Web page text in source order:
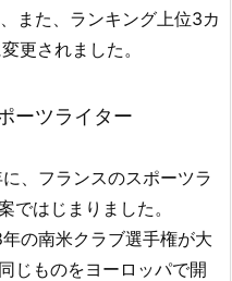
また、ランキング上位3カ
更されました。
ーツライター
、フランスのスポーツラ
ではじまりました。
の南米クラブ選手権が大
じものをヨーロッパで開